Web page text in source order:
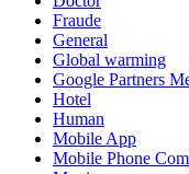
Fraude
General
Global warming
Google Partners
Hotel
Human
Mobile App
Mobile Phone